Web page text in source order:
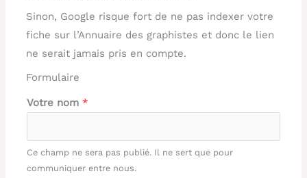
Sinon, Google risque fort de ne pas indexer votre
fiche sur l’Annuaire des graphistes et donc le lien
ne serait jamais pris en compte.
Formulaire
Votre nom *
Ce champ ne sera pas publié. Il ne sert que pour
communiquer entre nous.